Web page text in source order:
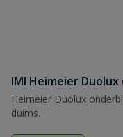
IMI Heimeier
Heimeier Duolux
duims.